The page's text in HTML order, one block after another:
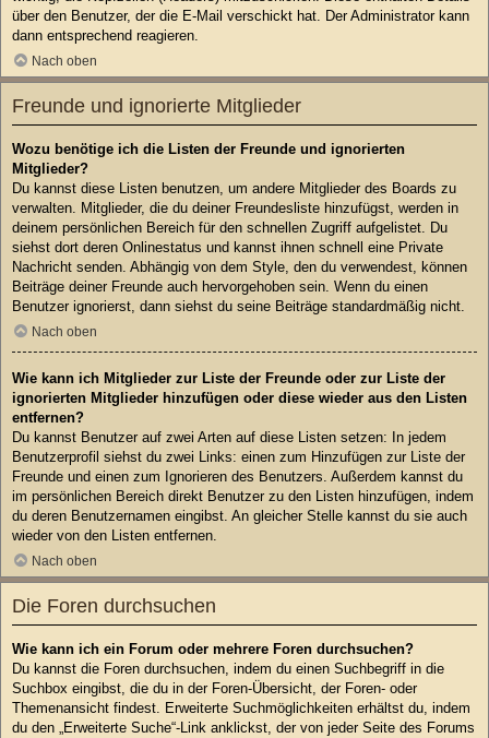
über den Benutzer, der die E-Mail verschickt hat. Der Administrator kann
dann entsprechend reagieren.
Nach oben
Freunde und ignorierte Mitglieder
Wozu benötige ich die Listen der Freunde und ignorierten
Mitglieder?
Du kannst diese Listen benutzen, um andere Mitglieder des Boards zu
verwalten. Mitglieder, die du deiner Freundesliste hinzufügst, werden in
deinem persönlichen Bereich für den schnellen Zugriff aufgelistet. Du
siehst dort deren Onlinestatus und kannst ihnen schnell eine Private
Nachricht senden. Abhängig von dem Style, den du verwendest, können
Beiträge deiner Freunde auch hervorgehoben sein. Wenn du einen
Benutzer ignorierst, dann siehst du seine Beiträge standardmäßig nicht.
Nach oben
Wie kann ich Mitglieder zur Liste der Freunde oder zur Liste der
ignorierten Mitglieder hinzufügen oder diese wieder aus den Listen
entfernen?
Du kannst Benutzer auf zwei Arten auf diese Listen setzen: In jedem
Benutzerprofil siehst du zwei Links: einen zum Hinzufügen zur Liste der
Freunde und einen zum Ignorieren des Benutzers. Außerdem kannst du
im persönlichen Bereich direkt Benutzer zu den Listen hinzufügen, indem
du deren Benutzernamen eingibst. An gleicher Stelle kannst du sie auch
wieder von den Listen entfernen.
Nach oben
Die Foren durchsuchen
Wie kann ich ein Forum oder mehrere Foren durchsuchen?
Du kannst die Foren durchsuchen, indem du einen Suchbegriff in die
Suchbox eingibst, die du in der Foren-Übersicht, der Foren- oder
Themenansicht findest. Erweiterte Suchmöglichkeiten erhältst du, indem
du den „Erweiterte Suche“-Link anklickst, der von jeder Seite des Forums